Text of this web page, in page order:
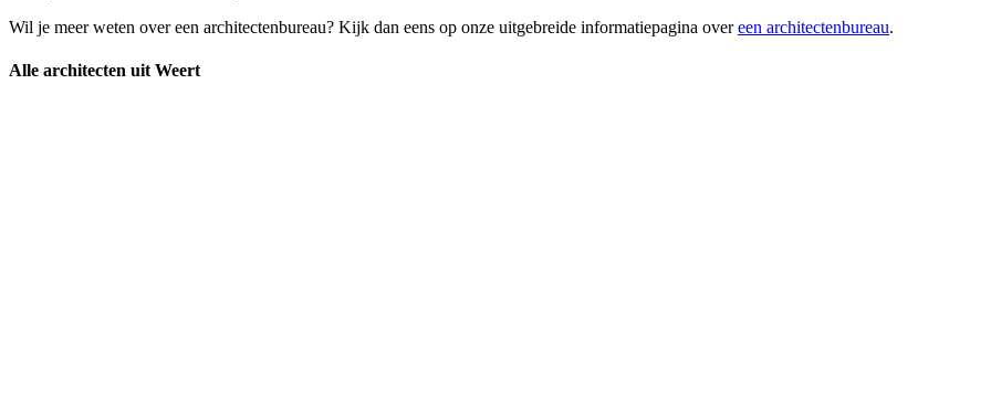
Wil je meer weten over een architectenbureau? Kijk dan eens op onze uitgebreide informatiepagina overeen architectenbureau.
Alle architecten uit Weert